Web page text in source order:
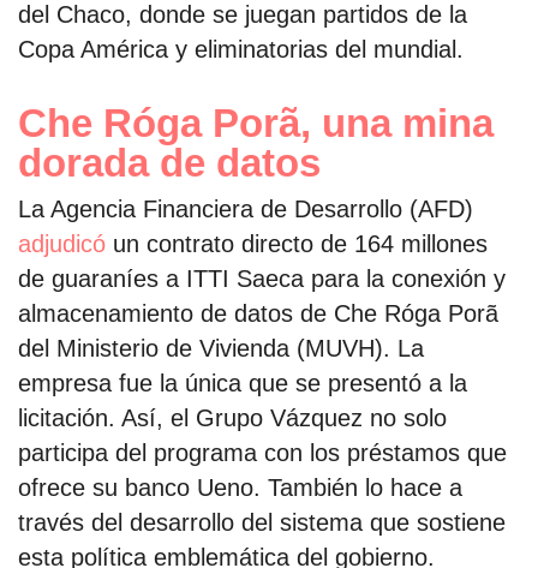
del Chaco, donde se juegan partidos de la
Copa América y eliminatorias del mundial.
Che Róga Porã, una mina
dorada de datos
La Agencia Financiera de Desarrollo (AFD)
adjudicó un contrato directo de 164 millones
de guaraníes a ITTI Saeca para la conexión y
almacenamiento de datos de Che Róga Porã
del Ministerio de Vivienda (MUVH). La
empresa fue la única que se presentó a la
licitación. Así, el Grupo Vázquez no solo
participa del programa con los préstamos que
ofrece su banco Ueno. También lo hace a
través del desarrollo del sistema que sostiene
esta política emblemática del gobierno.